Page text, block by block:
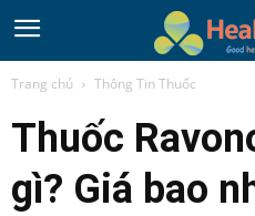
Trang chủ Thông Tin Thuốc
Thuốc
gì? Giá bao